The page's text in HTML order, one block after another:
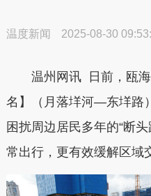
温度新闻 2025-08-30
温州网讯 日前，瓯
名】（月落垟河—东垟路
困扰周边居民多年的“断
常出行，更有效缓解区域